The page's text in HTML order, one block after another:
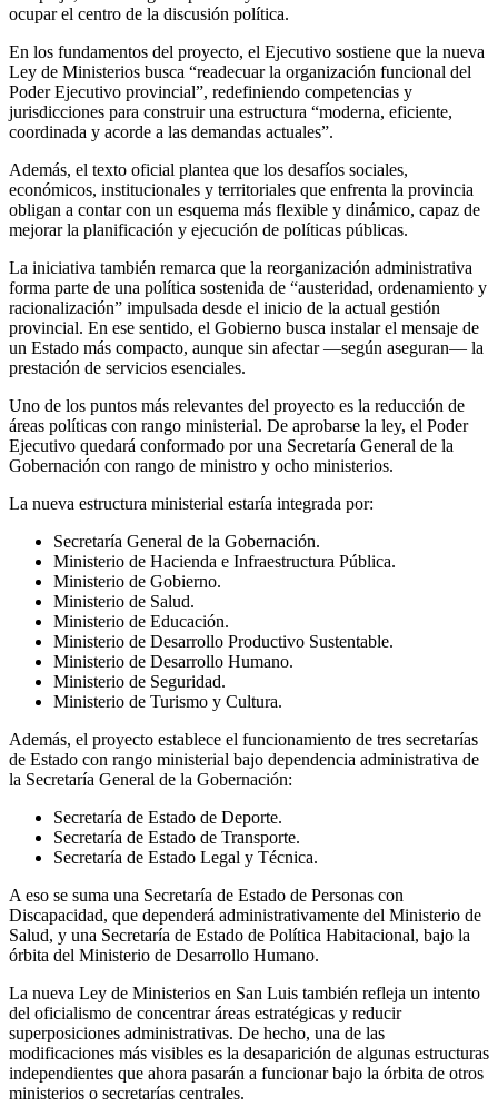
ocupar el centro de la discusión política.
En los fundamentos del proyecto, el Ejecutivo sostiene que la nueva
Ley de Ministerios busca “readecuar la organización funcional del
Poder Ejecutivo provincial”, redefiniendo competencias y
jurisdicciones para construir una estructura “moderna, eficiente,
coordinada y acorde a las demandas actuales”.
Además, el texto oficial plantea que los desafíos sociales,
económicos, institucionales y territoriales que enfrenta la provincia
obligan a contar con un esquema más flexible y dinámico, capaz de
mejorar la planificación y ejecución de políticas públicas.
La iniciativa también remarca que la reorganización administrativa
forma parte de una política sostenida de “austeridad, ordenamiento y
racionalización” impulsada desde el inicio de la actual gestión
provincial. En ese sentido, el Gobierno busca instalar el mensaje de
un Estado más compacto, aunque sin afectar —según aseguran— la
prestación de servicios esenciales.
Uno de los puntos más relevantes del proyecto es la reducción de
áreas políticas con rango ministerial. De aprobarse la ley, el Poder
Ejecutivo quedará conformado por una Secretaría General de la
Gobernación con rango de ministro y ocho ministerios.
La nueva estructura ministerial estaría integrada por:
Secretaría General de la Gobernación.
Ministerio de Hacienda e Infraestructura Pública.
Ministerio de Gobierno.
Ministerio de Salud.
Ministerio de Educación.
Ministerio de Desarrollo Productivo Sustentable.
Ministerio de Desarrollo Humano.
Ministerio de Seguridad.
Ministerio de Turismo y Cultura.
Además, el proyecto establece el funcionamiento de tres secretarías
de Estado con rango ministerial bajo dependencia administrativa de
la Secretaría General de la Gobernación:
Secretaría de Estado de Deporte.
Secretaría de Estado de Transporte.
Secretaría de Estado Legal y Técnica.
A eso se suma una Secretaría de Estado de Personas con
Discapacidad, que dependerá administrativamente del Ministerio de
Salud, y una Secretaría de Estado de Política Habitacional, bajo la
órbita del Ministerio de Desarrollo Humano.
La nueva Ley de Ministerios en San Luis también refleja un intento
del oficialismo de concentrar áreas estratégicas y reducir
superposiciones administrativas. De hecho, una de las
modificaciones más visibles es la desaparición de algunas estructuras
independientes que ahora pasarán a funcionar bajo la órbita de otros
ministerios o secretarías centrales.